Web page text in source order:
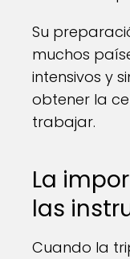
Su
muchos
intensivos y
obtener la
trabajar.
La
las
Cuando la